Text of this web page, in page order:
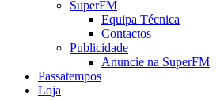
SuperFM
Equipa Técnica
Contactos
Publicidade
Anuncie na SuperFM
Passatempos
Loja